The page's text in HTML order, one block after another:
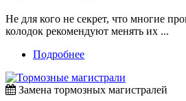
Не для кого не секрет, что многие
колодок рекомендуют менять их ...
Подробнее
Замена тормозных магистралей